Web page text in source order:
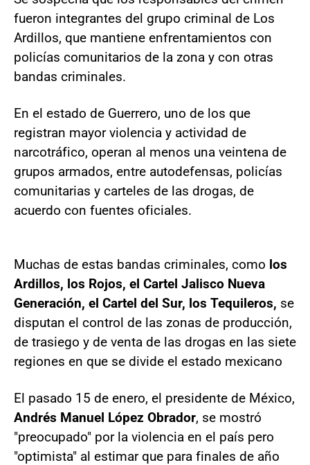
fueron integrantes del grupo criminal de Los
Ardillos, que mantiene enfrentamientos con
policías comunitarios de la zona y con otras
bandas criminales.
En el estado de Guerrero, uno de los que
registran mayor violencia y actividad de
narcotráfico, operan al menos una veintena de
grupos armados, entre autodefensas, policías
comunitarias y carteles de las drogas, de
acuerdo con fuentes oficiales.
Muchas de estas bandas criminales, como los
Ardillos, los Rojos, el Cartel Jalisco Nueva
Generación, el Cartel del Sur, los Tequileros, se
disputan el control de las zonas de producción,
de trasiego y de venta de las drogas en las siete
regiones en que se divide el estado mexicano
El pasado 15 de enero, el presidente de México,
Andrés Manuel López Obrador, se mostró
"preocupado" por la violencia en el país pero
"optimista" al estimar que para finales de año